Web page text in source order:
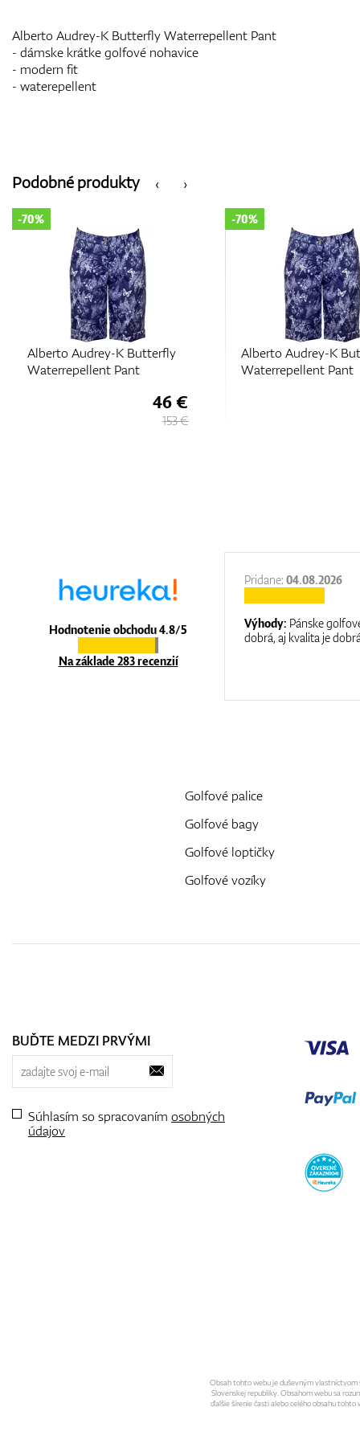
Alberto Audrey-K Butterfly Waterrepellent Pant
- dámske krátke golfové nohavice
- modern fit
- waterepellent
‹
Podobné produkty ›
Alberto Audrey-K Butterfly
Waterrepellent Pant
-70%
46 €
153 €
Alberto Audrey-K
Waterrepellent Pant
-70%
Hodnotenie obchodu 4.8/5
Na základe 283 recenzií
It is a great shop where they help you
Pridane:04.08.2026
Výhody: Pánske
dobrá, aj kvalita je
Golfové palice
Golfové bagy
Golfové loptičky
Golfové vozíky
BUĎTE MEDZI PRVÝMI
Súhlasím so spracovaním osobných
údajov
Obsah tohto webu je duševným vlastníctvom
Slovenskej republiky. Obsahom webu sa
ďalšie šírenie časti alebo celého obsahu tohto